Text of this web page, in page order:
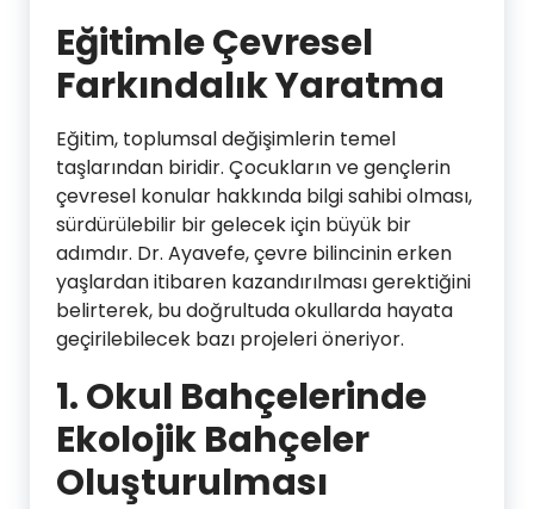
Eğitimle Çevresel
Farkındalık Yaratma
Eğitim, toplumsal değişimlerin temel
taşlarından biridir. Çocukların ve gençlerin
çevresel konular hakkında bilgi sahibi olması,
sürdürülebilir bir gelecek için büyük bir
adımdır. Dr. Ayavefe, çevre bilincinin erken
yaşlardan itibaren kazandırılması gerektiğini
belirterek, bu doğrultuda okullarda hayata
geçirilebilecek bazı projeleri öneriyor.
1. Okul Bahçelerinde
Ekolojik Bahçeler
Oluşturulması